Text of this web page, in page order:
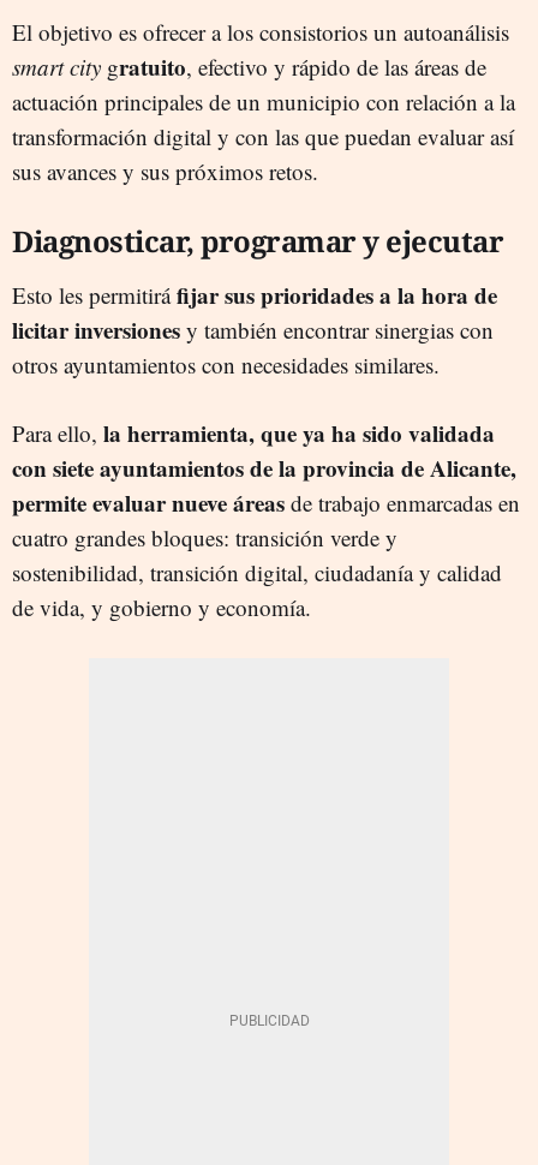
El objetivo es ofrecer a los consistorios un autoanálisis
smart city gratuito, efectivo y rápido de las áreas de
actuación principales de un municipio con relación a la
transformación digital y con las que puedan evaluar así
sus avances y sus próximos retos.
Diagnosticar, programar y ejecutar
Esto les permitiráfijar sus prioridades a la hora de
licitar inversiones y también encontrar sinergias con
otros ayuntamientos con necesidades similares.
Para ello, la herramienta, que ya ha sido validada
con siete ayuntamientos de la provincia de Alicante,
permite evaluar nueve áreas de trabajo enmarcadas en
cuatro grandes bloques: transición verde y
sostenibilidad, transición digital, ciudadanía y calidad
de vida, y gobierno y economía.